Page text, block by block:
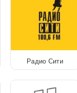
Радио Сити